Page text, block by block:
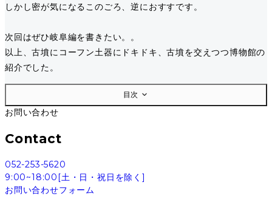
しかし密が気になるこのごろ、逆におすすです。
次回はぜひ岐阜編を書きたい。。
以上、古墳にコーフン土器にドキドキ、古墳を交えつつ博物館の
紹介でした。
目次
お問い合わせ
Contact
052-253-5620
9:00~18:00[土・日・祝日を除く]
お問い合わせフォーム